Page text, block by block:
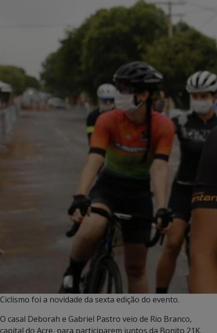
Ciclismo foi a novidade da sexta edição do evento.
O casal Deborah e Gabriel Pastro veio de Rio Branco,
capital do Acre, para participarem juntos da Bonito 21K.